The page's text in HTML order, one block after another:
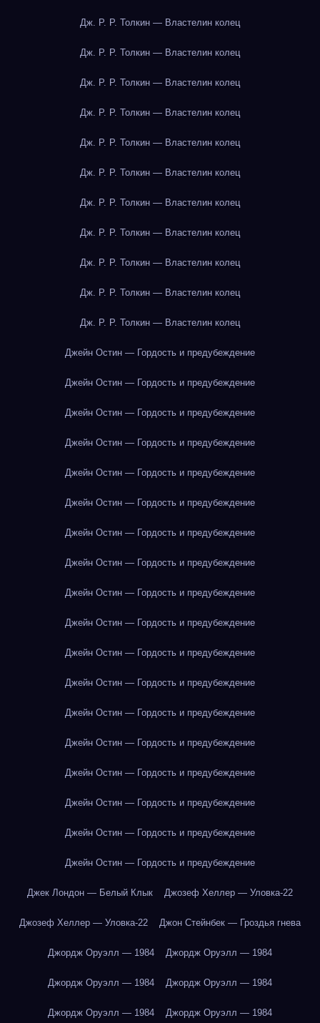
Дж. Р. Р. Толкин — Властелин колец
Дж. Р. Р. Толкин — Властелин колец
Дж. Р. Р. Толкин — Властелин колец
Дж. Р. Р. Толкин — Властелин колец
Дж. Р. Р. Толкин — Властелин колец
Дж. Р. Р. Толкин — Властелин колец
Дж. Р. Р. Толкин — Властелин колец
Дж. Р. Р. Толкин — Властелин колец
Дж. Р. Р. Толкин — Властелин колец
Дж. Р. Р. Толкин — Властелин колец
Дж. Р. Р. Толкин — Властелин колец
Джейн Остин — Гордость и предубеждение
Джейн Остин — Гордость и предубеждение
Джейн Остин — Гордость и предубеждение
Джейн Остин — Гордость и предубеждение
Джейн Остин — Гордость и предубеждение
Джейн Остин — Гордость и предубеждение
Джейн Остин — Гордость и предубеждение
Джейн Остин — Гордость и предубеждение
Джейн Остин — Гордость и предубеждение
Джейн Остин — Гордость и предубеждение
Джейн Остин — Гордость и предубеждение
Джейн Остин — Гордость и предубеждение
Джейн Остин — Гордость и предубеждение
Джейн Остин — Гордость и предубеждение
Джейн Остин — Гордость и предубеждение
Джейн Остин — Гордость и предубеждение
Джейн Остин — Гордость и предубеждение
Джейн Остин — Гордость и предубеждение
Джек Лондон — Белый Клык Джозеф Хеллер — Уловка-22
Джозеф Хеллер — Уловка-22 Джон Стейнбек — Гроздья гнева
Джордж Оруэлл — 1984 Джордж Оруэлл — 1984
Джордж Оруэлл — 1984 Джордж Оруэлл — 1984
Джордж Оруэлл — 1984 Джордж Оруэлл — 1984